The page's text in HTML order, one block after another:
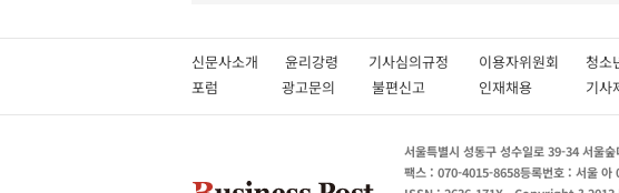
신문사소개 윤리강령 기사심의규정 이용자위원회 청
포럼
광고문의 불편신고 인재채용 기
서울특별시 성동구 성수일로 39-34 서울
팩스 : 070-4015-8658등록번호 : 서울 아